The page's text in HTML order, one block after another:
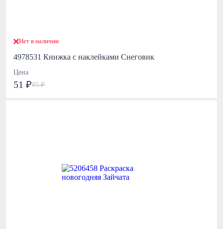
Нет в наличии
4978531 Книжка с наклейками Снеговик
Цена
51 ₽85 ₽